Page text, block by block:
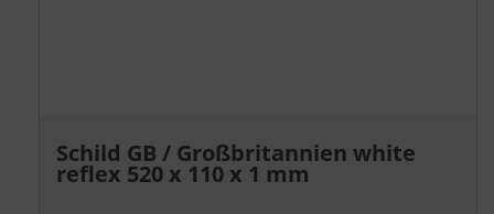
Schild GB / Großbritannien white
reflex 520 x 110 x 1 mm